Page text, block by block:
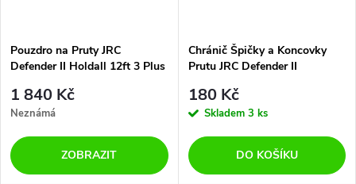
Pouzdro na Pruty JRC
Defender II Holdall 12ft 3 Plus
1 840 Kč
Neznámá
ZOBRAZIT
Chránič Špičky a Koncovky
Prutu JRC Defender II
180 Kč
Skladem 3 ks
DO KOŠÍKU